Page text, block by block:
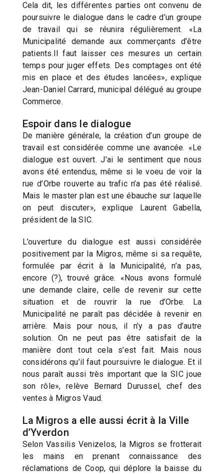
Cela dit, les différentes parties ont convenu de
poursuivre le dialogue dans le cadre d’un groupe
de travail qui se réunira régulièrement. «La
Municipalité demande aux commerçants d’être
patients.Il faut laisser ces mesures un certain
temps pour juger effets. Des comptages ont été
mis en place et des études lancées», explique
Jean-Daniel Carrard, municipal délégué au groupe
Commerce.
Espoir dans le dialogue
De manière générale, la création d’un groupe de
travail est considérée comme une avancée. «Le
dialogue est ouvert. J’ai le sentiment que nous
avons été entendus, même si le voeu de voir la
rue d’Orbe rouverte au trafic n’a pas été réalisé.
Mais le master plan est une ébauche sur laquelle
on peut discuter», explique Laurent Gabella,
président de la SIC.
L’ouverture du dialogue est aussi considérée
positivement par la Migros, même si sa requête,
formulée par écrit à la Municipalité, n’a pas,
encore (?), trouvé grâce. «Nous avons formulé
une demande claire, celle de revenir sur cette
situation et de rouvrir la rue d’Orbe. La
Municipalité ne paraît pas décidée à revenir en
arrière. Mais pour nous, il n’y a pas d’autre
solution. On ne peut pas être satisfait de la
manière dont tout cela s’est fait. Mais nous
considérons qu’il faut poursuivre le dialogue. Et il
nous paraît aussi très important que la SIC joue
son rôle», relève Bernard Durussel, chef des
ventes à Migros Vaud.
La Migros a elle aussi écrit à la Ville
d’Yverdon
Selon Vassilis Venizelos, la Migros se frotterait
les mains en prenant connaissance des
réclamations de Coop, qui déplore la baisse du